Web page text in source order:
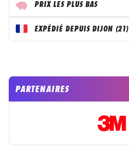
PRIX LES PLUS BAS
EXPÉDIÉ DEPUIS DIJON (21)
PARTENAIRES